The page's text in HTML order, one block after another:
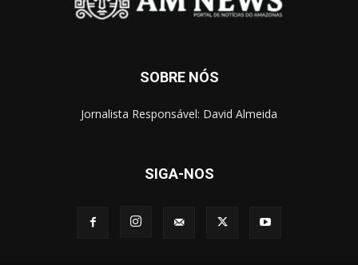
SOBRE NÓS
Jornalista Responsável: David Almeida
SIGA-NOS